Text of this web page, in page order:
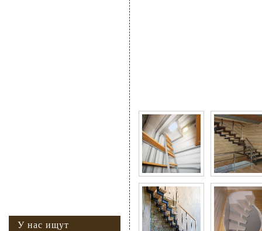
У нас ищут